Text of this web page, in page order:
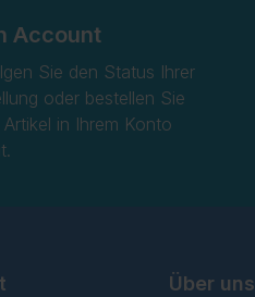
Account
Sie den Status Ihrer
oder bestellen Sie
Artikel in Ihrem Konto
Über uns